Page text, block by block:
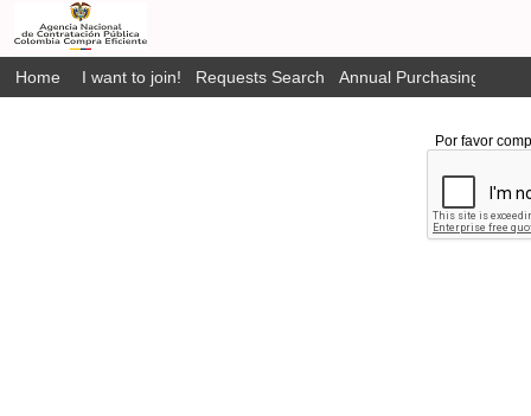
Home I want to join! Requests Search Annual Purchasing Plan
Por favor